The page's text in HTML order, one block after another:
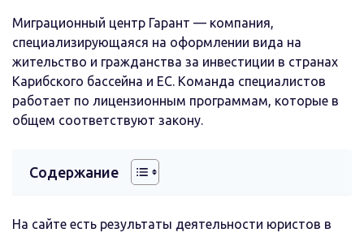
Миграционный центр Гарант — компания,
специализирующаяся на оформлении вида на
жительство и гражданства за инвестиции в странах
Карибского бассейна и ЕС. Команда специалистов
работает по лицензионным программам, которые в
общем соответствуют закону.
Содержание
На сайте есть результаты деятельности юристов в